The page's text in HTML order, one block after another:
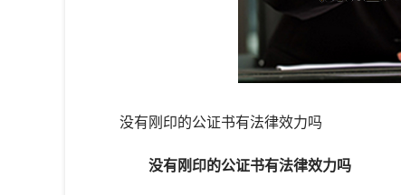
没有刚印的公证书有法律效力吗
没有刚印的公证书有法律效力吗